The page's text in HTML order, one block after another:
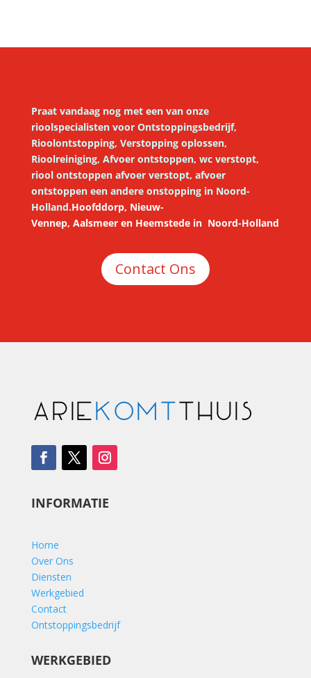
Praat vandaag nog met een van onze
rioolspecialisten voor Ontstoppingsbedrijf,
Rioolontstopping, Verstopping oplossen,
Rioolreiniging, Afvoer ontstoppen, wc verstopt,
riool ontstoppen afvoer verstopt, afvoer
ontstoppen een andere onstopping in Noord-
Holland.Hoofddorp, Nieuw-
Vennep, Aalsmeeren Heemstedein Noord-Holland
Contact Ons
INFORMATIE
Home
Over Ons
Diensten
Werkgebied
Contact
Ontstoppingsbedrijf
WERKGEBIED